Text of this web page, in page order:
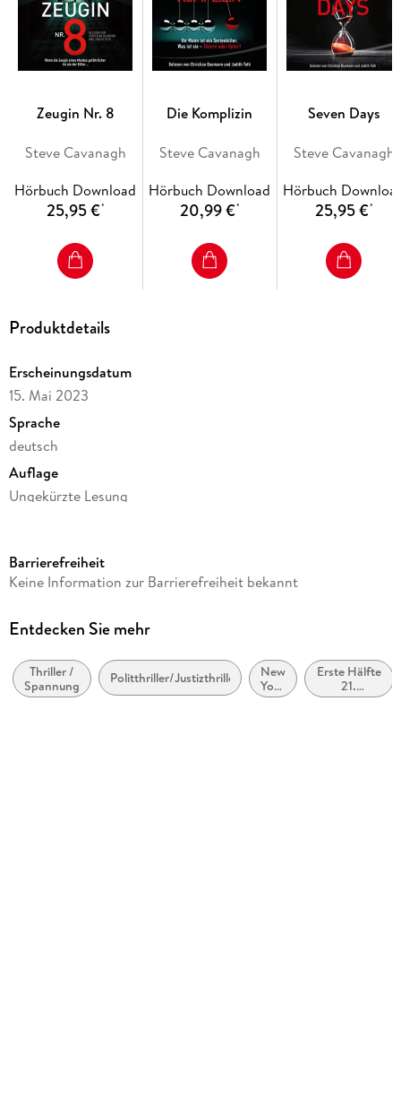
Ungekürzte Lesung mit Thomas M. Meinhardt, Judith Toth
12h 41min
Zeugin Nr. 8
Steve Cavanagh
Hörbuch Download
25,95 €*
Die Komplizin
Steve Cavanagh
Hörbuch Download
20,99 €*
Seven Days
Steve Cavanagh
Hörbuch
25,95 €*
Produktdetails
Erscheinungsdatum
15. Mai 2023
Sprache
deutsch
Auflage
Ungekürzte Lesung
Dateigröße
Laufzeit
Reihe
Eddie Flynn, 3
Barrierefreiheit
Keine Information zur Barrierefreiheit bekannt
Entdecken Sie mehr
Thriller /
Spannung
Politthriller/Justizthriller
New
York
City
Erste Hälfte
21.
Jahrhundert